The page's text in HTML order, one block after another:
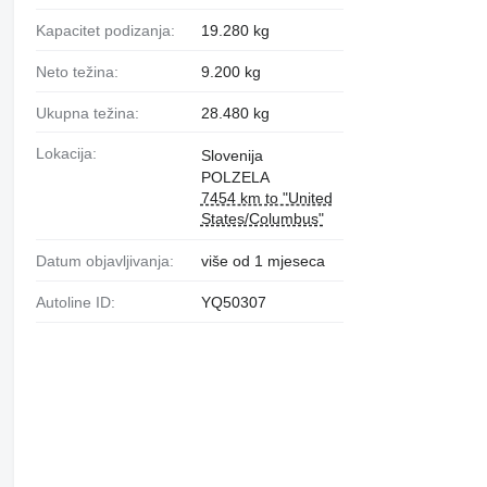
Kapacitet podizanja: 19.280 kg
Neto težina: 9.200 kg
Ukupna težina: 28.480 kg
Lokacija:
Slovenija
POLZELA
7454 km to "United
States/Columbus"
Datum objavljivanja: više od 1 mjeseca
Autoline ID: YQ50307